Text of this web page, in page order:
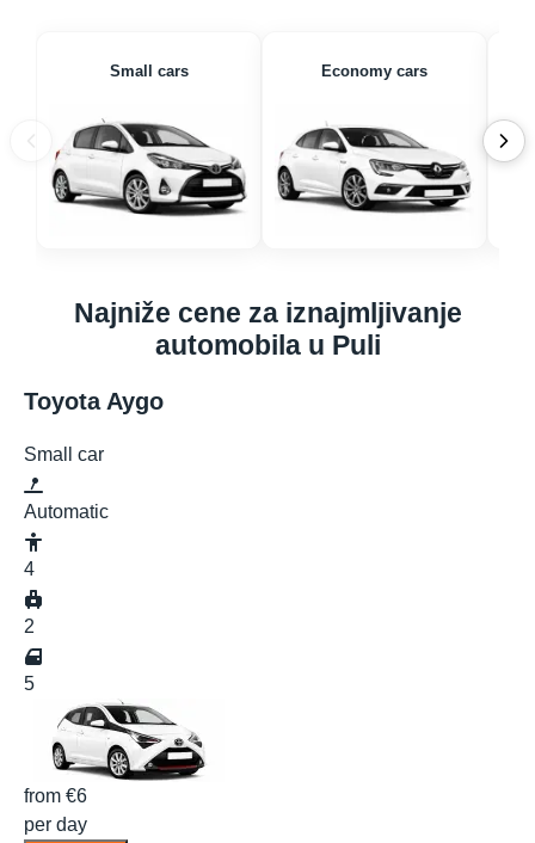
Small cars Economy cars
Najniže cene za iznajmljivanje
automobila u Puli
Toyota Aygo
Small car
Automatic
4
2
5
from €6
per day